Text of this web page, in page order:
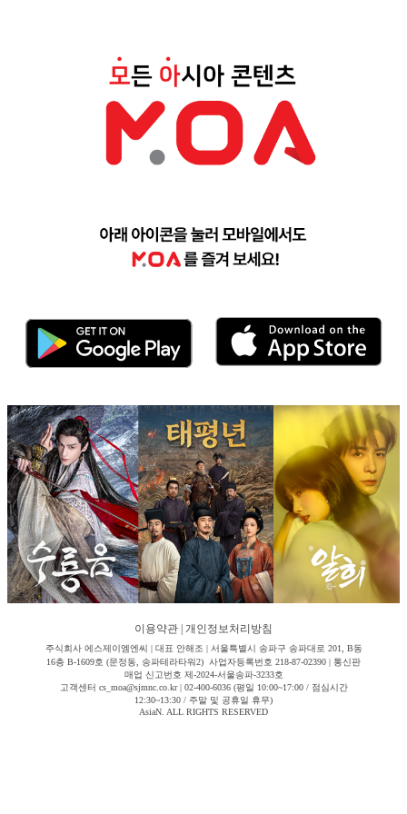
이용약관 개인정보처리방침
주식회사 에스제이엠엔씨 | 대표 안해조 | 서울특별시 송파구 송파대로 201, B동
16층 B-1609호 (문정동, 송파테라타워2) 사업자등록번호 218-87-02390 | 통신판
매업 신고번호 제-2024-서울송파-3233호
고객센터 cs_moa@sjmnc.co.kr | 02-400-6036 (평일 10:00~17:00 / 점심시간
12:30~13:30 / 주말 및 공휴일 휴무)
AsiaN. ALL RIGHTS RESERVED